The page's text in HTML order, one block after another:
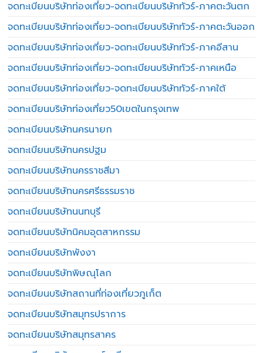
จดทะเบียนบริษัทท่องเที่ยว-จดทะเบียนบริษัททัวร์-ภาคตะวันตก
จดทะเบียนบริษัทท่องเที่ยว-จดทะเบียนบริษัททัวร์-ภาคตะวันออก
จดทะเบียนบริษัทท่องเที่ยว-จดทะเบียนบริษัททัวร์-ภาคอีสาน
จดทะเบียนบริษัทท่องเที่ยว-จดทะเบียนบริษัททัวร์-ภาคเหนือ
จดทะเบียนบริษัทท่องเที่ยว-จดทะเบียนบริษัททัวร์-ภาคใต้
จดทะเบียนบริษัทท่องเที่ยว50เขตในกรุงเทพ
จดทะเบียนบริษัทนครนายก
จดทะเบียนบริษัทนครปฐม
จดทะเบียนบริษัทนครราชสีมา
จดทะเบียนบริษัทนครศรีธรรมราช
จดทะเบียนบริษัทนนทบุรี
จดทะเบียนบริษัทนิคมอุตสาหกรรม
จดทะเบียนบริษัทพังงา
จดทะเบียนบริษัทพิษณุโลก
จดทะเบียนบริษัทสถานที่ท่องเที่ยวภูเก็ต
จดทะเบียนบริษัทสมุทรปราการ
จดทะเบียนบริษัทสมุทรสาคร